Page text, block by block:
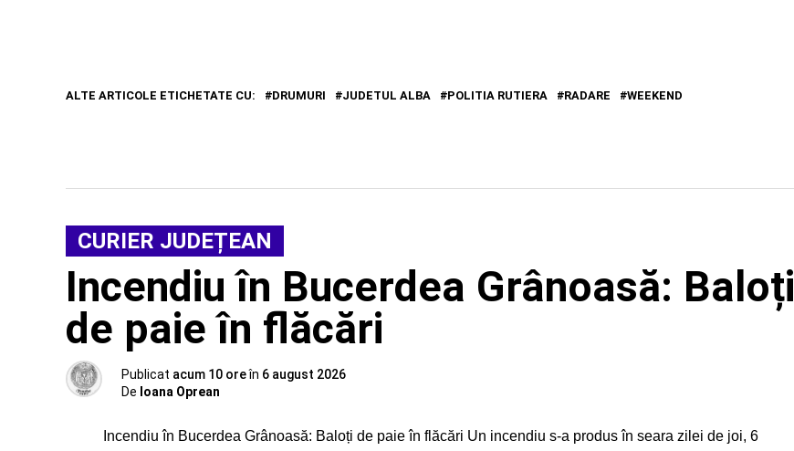
ALTE ARTICOLE ETICHETATE CU: DRUMURI JUDETUL ALBA POLITIA RUTIERA RADARE WEEKEND
CURIER JUDEȚEAN
Incendiu în Bucerdea Grânoasă: Baloți
de paie în flăcări
Publicat acum 10 oreîn 6 august 2026
De Ioana Oprean
Incendiu în Bucerdea Grânoasă: Baloți de paie în flăcări Un incendiu s-a produs în seara zilei de joi, 6